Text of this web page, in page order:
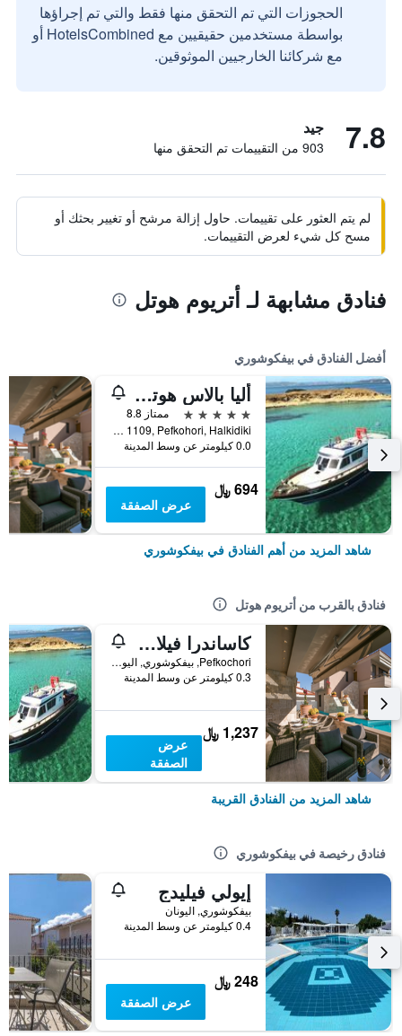
الحجوزات التي تم التحقق منها فقط والتي تم إجراؤها
بواسطة مستخدمين حقيقيين مع HotelsCombined أو
مع شركائنا الخارجيين الموثوقين.
7.8 جيد
903 من التقييمات تم التحقق منها
لم يتم العثور على تقييمات. حاول إزالة مرشح أو تغيير بحثك أو
مسح كل شيء لعرض التقييمات.
فنادق مشابهة لـ أتريوم هوتل
أفضل الفنادق في بيفكوشوري
أليا بالاس هوتل - لبالغين فقط
5 نجوم
ممتاز 8.8
P.O. Box 1109, Pefkohori, Halkidiki, بيفكوشوري, اليونان
0.0 كيلومتر عن وسط المدينة
694 ﷼
عرض الصفقة
شاهد المزيد من أهم الفنادق في بيفكوشوري
فنادق بالقرب من أتريوم هوتل
كاساندرا فيلادج ريزورت
Pefkochori, بيفكوشوري, اليونان
0.3 كيلومتر عن وسط المدينة
1,237 ﷼
عرض
الصفقة
شاهد المزيد من الفنادق القريبة
فنادق رخيصة في بيفكوشوري
إيولي فيليدج
بيفكوشوري, اليونان
0.4 كيلومتر عن وسط المدينة
248 ﷼
عرض الصفقة